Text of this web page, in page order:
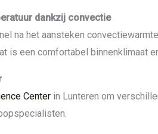
dankzij convectie
na het aansteken
is een comfortabel binnenklimaat
Centerin Lunteren om